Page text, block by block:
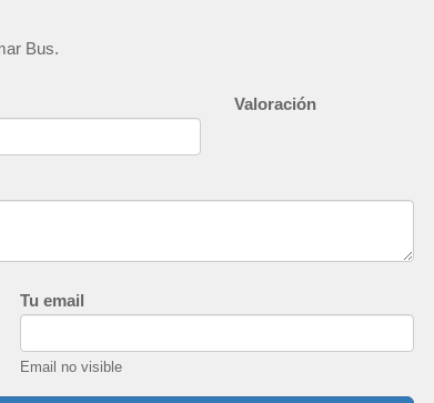
Bus.
Valoración
Tu email
Email no visible